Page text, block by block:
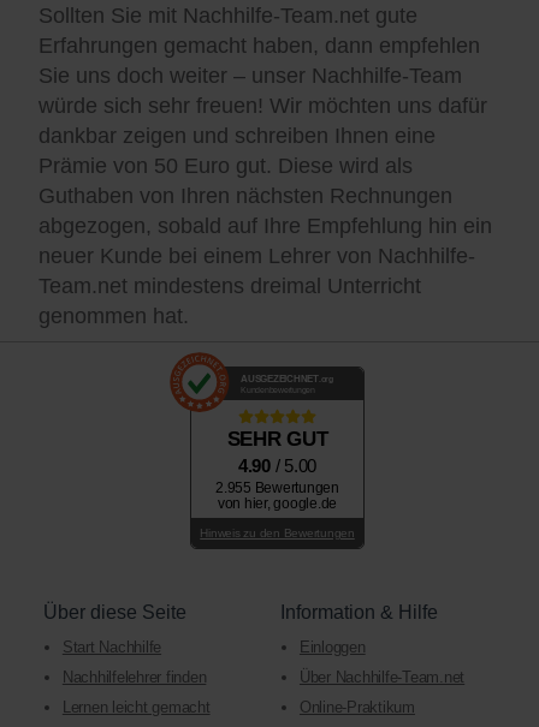
Sollten Sie mit Nachhilfe-Team.net gute
Erfahrungen gemacht haben, dann empfehlen
Sie uns doch weiter – unser Nachhilfe-Team
würde sich sehr freuen! Wir möchten uns dafür
dankbar zeigen und schreiben Ihnen eine
Prämie von 50 Euro gut. Diese wird als
Guthaben von Ihren nächsten Rechnungen
abgezogen, sobald auf Ihre Empfehlung hin ein
neuer Kunde bei einem Lehrer von Nachhilfe-
Team.net mindestens dreimal Unterricht
genommen hat.
AUSGEZEICHNET .org
Kundenbewertungen
SEHR GUT
4.90 / 5.00
2.955 Bewertungen
von hier, google.de
Hinweis zu den Bewertungen
Über diese Seite
Start Nachhilfe
Nachhilfelehrer finden
Lernen leicht gemacht
Information & Hilfe
Einloggen
Über Nachhilfe-Team.net
Online-Praktikum